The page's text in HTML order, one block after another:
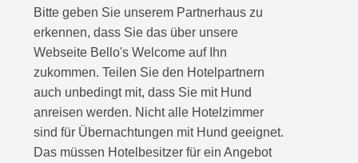
Bitte geben Sie unserem Partnerhaus zu
erkennen, dass Sie das über unsere
Webseite Bello's Welcome auf Ihn
zukommen. Teilen Sie den Hotelpartnern
auch unbedingt mit, dass Sie mit Hund
anreisen werden. Nicht alle Hotelzimmer
sind für Übernachtungen mit Hund geeignet.
Das müssen Hotelbesitzer für ein Angebot